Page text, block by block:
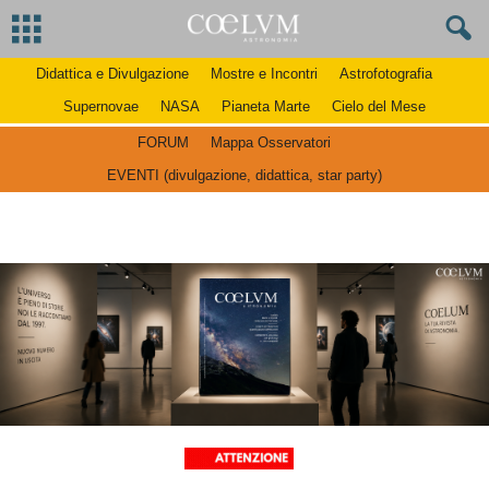
Didattica e Divulgazione Mostre e Incontri
Astrofotografia
Supernovae
NASA Pianeta Marte Cielo del Mese
FORUM
Mappa Osservatori
EVENTI (divulgazione, didattica, star party)